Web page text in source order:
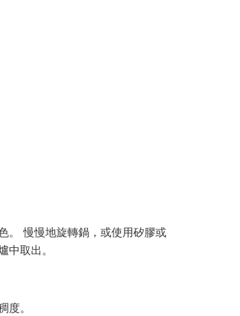
。 慢慢地旋轉鍋，或使用矽膠或
中取出。
度。